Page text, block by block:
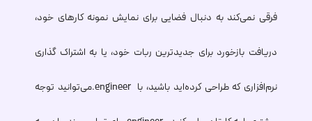
فرقی نمی‌کند به دنبال فضایی برای نمایش نمونه کارهای خود،
دریافت بازخورد برای جدیدترین ربات خود، یا به اشتراک گذاری
نرم‌افزاری که طراحی کرده‌اید باشید، با .engineerمی‌توانید توجه